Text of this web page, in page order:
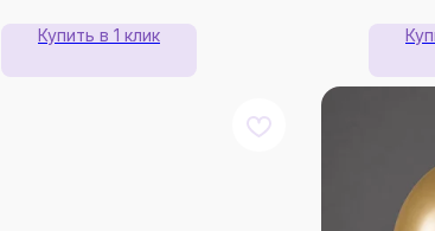
Купить в 1 клик